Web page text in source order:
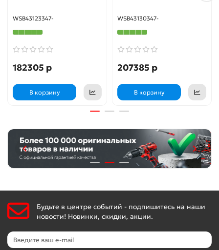
WSB43123347-
182305 р
В корзину
WSB43130347-
207385 р
В корзину
Будьте в центре событий - подпишитесь на наши
новости! Новинки, скидки, акции.